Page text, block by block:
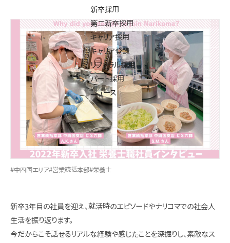
新卒採用
第二新卒採用
キャリア採用
キャリア登録
リファラル採用
パート採用
ニュース
#中四国エリア#営業統括本部#栄養士
新卒3年目の社員を迎え、就活時のエピソードやナリコマでの社会人
生活を振り返ります。
今だからこそ話せるリアルな経験や感じたことを深掘りし、素敵なス